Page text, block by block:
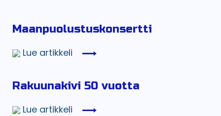
Maanpuolustuskonsertti
Lue artikkeli
Rakuunakivi 50 vuotta
Lue artikkeli